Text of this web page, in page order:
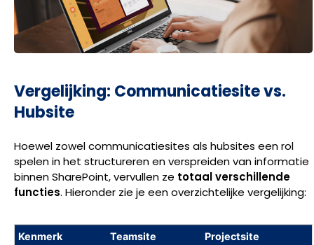
Vergelijking: Communicatiesite vs.
Hubsite
Hoewel zowel communicatiesites als hubsites een rol
spelen in het structureren en verspreiden van informatie
binnen SharePoint, vervullen ze totaal verschillende
functies. Hieronder zie je een overzichtelijke vergelijking:
Kenmerk Teamsite
Projectsite